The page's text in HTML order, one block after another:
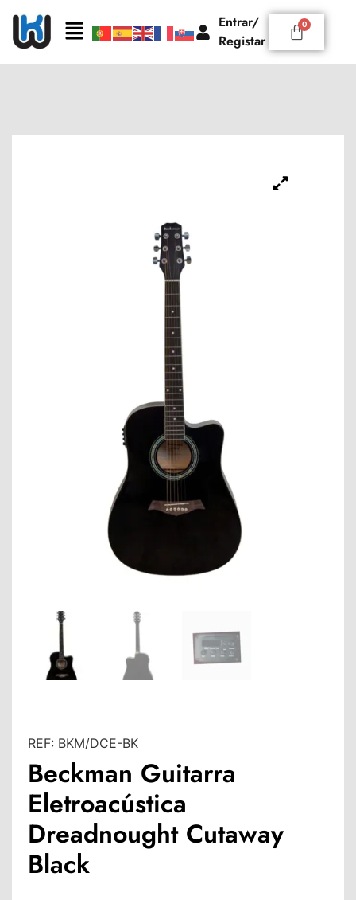
Entrar/
Registar
REF: BKM/DCE-BK
Beckman Guitarra
Eletroacústica
Dreadnought Cutaway
Black